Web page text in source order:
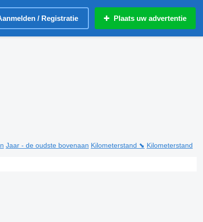
/ Registratie Plaats uw advertentie
Jaar - de oudste bovenaan Kilometerstand ⬊ Kilometerstand